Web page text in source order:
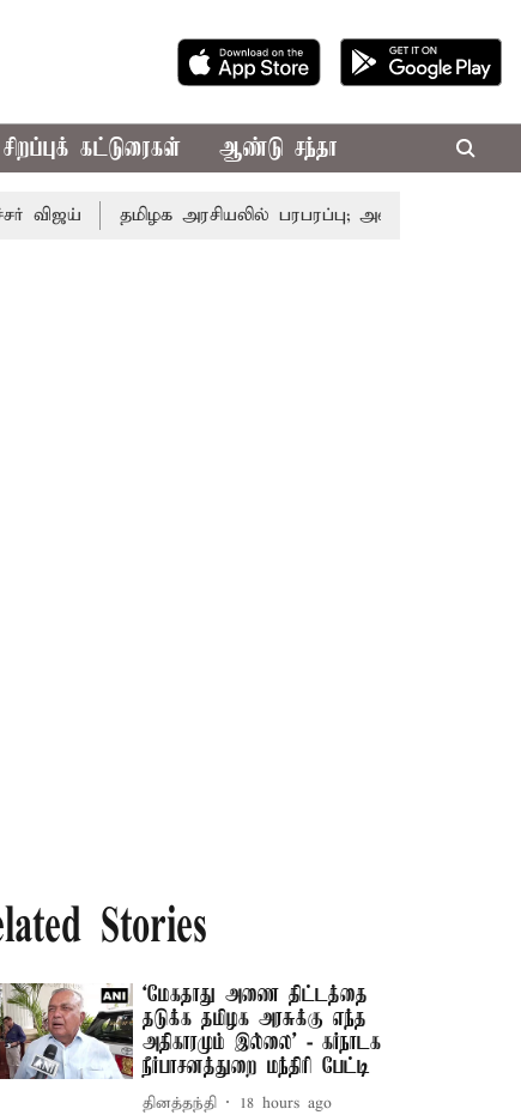
சிறப்புக் கட்டுரைகள் ஆண்டு சந்தா
தமிழக அரசியலில் பரபரப்பு; அமைச்சர் ஆனந்த் உடன்
Stories
‘மேகதாது அணை திட்டத்தை
தடுக்க தமிழக அரசுக்கு எந்த
அதிகாரமும் இல்லை’ - கர்நாடக
நீர்பாசனத்துறை மந்திரி பேட்டி
தினத்தந்தி 18 hours ago